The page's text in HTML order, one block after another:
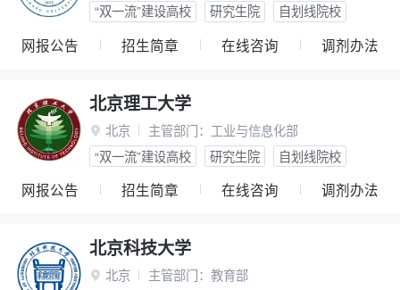
“双一流”建设高校
研究生院 自划线院校
网报公告 招生简章 在线咨询 调剂办法
北京理工大学
 北京 主管部门： 工业与信息化部
“双一流”建设高校
研究生院 自划线院校
网报公告 招生简章 在线咨询 调剂办法
北京科技大学
 北京 主管部门： 教育部